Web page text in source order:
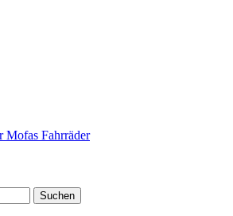
Mofas Fahrräder